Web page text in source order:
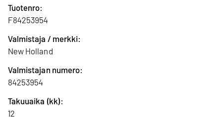
Tuotenro:
F84253954
Valmistaja / merkki:
New Holland
Valmistajan numero:
84253954
Takuuaika (kk):
12